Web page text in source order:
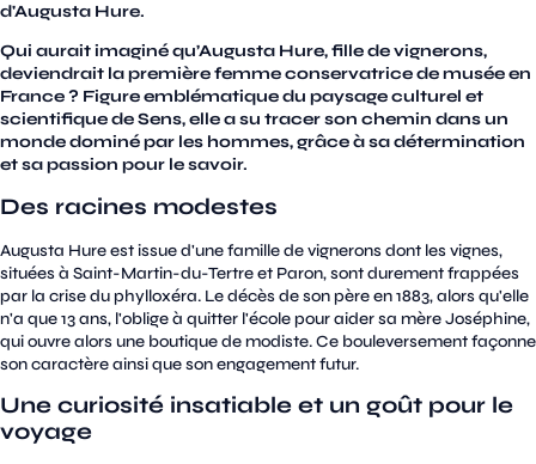
d'Augusta Hure.
Qui aurait imaginé qu’Augusta Hure, fille de vignerons,
deviendrait la première femme conservatrice de musée en
France ? Figure emblématique du paysage culturel et
scientifique de Sens, elle a su tracer son chemin dans un
monde dominé par les hommes, grâce à sa détermination
et sa passion pour le savoir.
Des racines modestes
Augusta Hure est issue d'une famille de vignerons dont les vignes,
situées à Saint-Martin-du-Tertre et Paron, sont durement frappées
par la crise du phylloxéra. Le décès de son père en 1883, alors qu'elle
n'a que 13 ans, l'oblige à quitter l'école pour aider sa mère Joséphine,
qui ouvre alors une boutique de modiste. Ce bouleversement façonne
son caractère ainsi que son engagement futur.
Une curiosité insatiable et un goût pour le
voyage